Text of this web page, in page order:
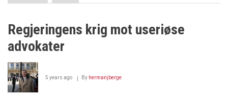
Stortingsvalget
Et
stort
konsekvenser
Regjeringens krig mot useriøse
advokater
5 years ago By hermanjberge